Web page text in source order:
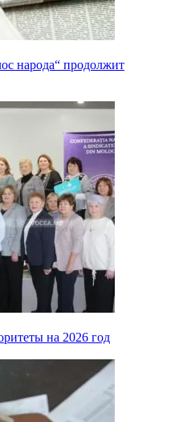
народа“ продолжит
на 2026 год